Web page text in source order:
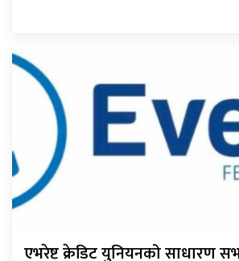
एभरेष्ट क्रेडिट युनियनको साधारण